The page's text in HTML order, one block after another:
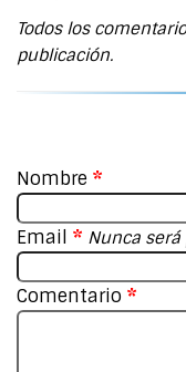
Todos los
publicación.
Nombre *
Email * Nunca
Comentario *